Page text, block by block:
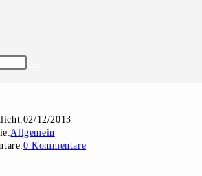
02/12/2013
Allgemein
0 Kommentare